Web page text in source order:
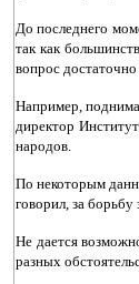
До последнего
так как
вопрос
Например,
директор
народов.
По некоторым
говорил, за
Не дается
разных